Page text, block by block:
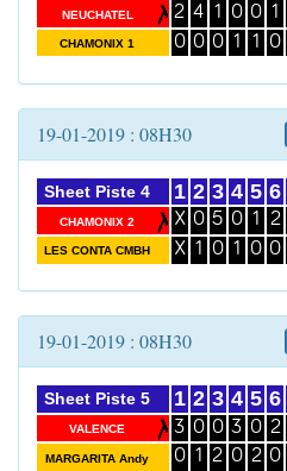
NEUCHATEL
CHAMONIX 1
2
0
4
0
1
0
0
1
0
1
1
0
19-01-2019 : 08H30
Sheet Piste 4
CHAMONIX 2
LES CONTA CMBH
1
X
X
2
0
1
3
5
0
4
0
1
5
1
0
6
2
0
19-01-2019 : 08H30
Sheet Piste 5
VALENCE
MARGARITA Andy
1
3
0
2
0
1
3
0
2
4
3
0
5
0
2
6
2
0